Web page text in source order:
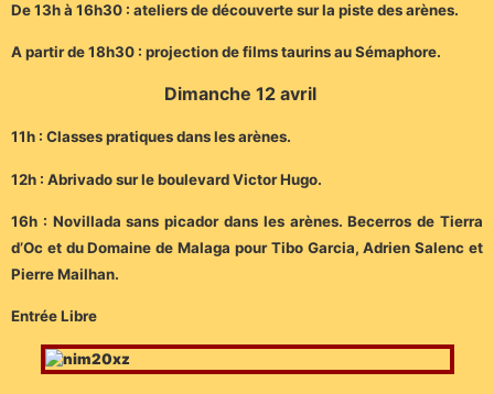
De 13h à 16h30 : ateliers de découverte sur la piste des arènes.
A partir de 18h30 : projection de films taurins au Sémaphore.
Dimanche 12 avril
11h : Classes pratiques dans les arènes.
12h : Abrivado sur le boulevard Victor Hugo.
16h : Novillada sans picador dans les arènes. Becerros de Tierra
d’Oc et du Domaine de Malaga pour Tibo Garcia, Adrien Salenc et
Pierre Mailhan.
Entrée Libre